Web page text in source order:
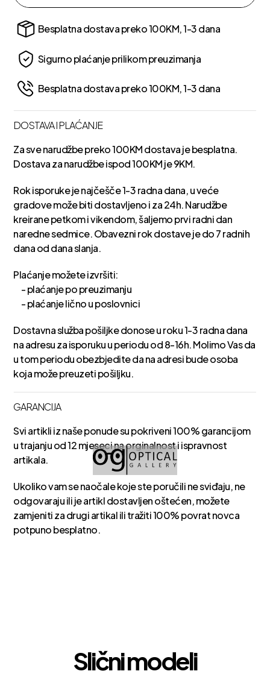
Besplatna dostava preko 100KM, 1-3 dana
Sigurno plaćanje prilikom preuzimanja
Besplatna dostava preko 100KM, 1-3 dana
DOSTAVA I PLAĆANJE
Za sve narudžbe preko 100KM dostava je besplatna.
Dostava za narudžbe ispod 100KM je 9KM.
Rok isporuke je najčešče 1-3 radna dana, u veće
gradove može biti dostavljeno i za 24h. Narudžbe
kreirane petkom i vikendom, šaljemo prvi radni dan
naredne sedmice. Obavezni rok dostave je do 7 radnih
dana od dana slanja.
Plaćanje možete izvršiti:
- plaćanje po preuzimanju
- plaćanje lično u poslovnici
Dostavna služba pošiljke donose u roku 1-3 radna dana
na adresu za isporuku u periodu od 8-16h. Molimo Vas da
u tom periodu obezbjedite da na adresi bude osoba
koja može preuzeti pošiljku.
GARANCIJA
Svi artikli iz naše ponude su pokriveni 100% garancijom
u trajanju od 12 mjeseci na orginalnost i ispravnost
artikala.
Ukoliko vam se naočale koje ste poručili ne sviđaju, ne
odgovaraju ili je artikl dostavljen oštećen, možete
zamjeniti za drugi artikal ili tražiti 100% povrat novca
potpuno besplatno.
Slični modeli